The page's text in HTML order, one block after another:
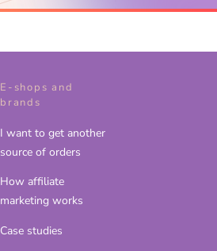
E-shops and
brands
I want to get another
source of orders
How affiliate
marketing works
Case studies